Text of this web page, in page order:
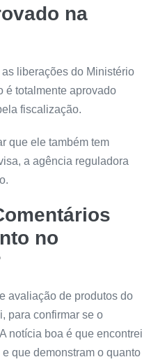
na
liberações do Ministério
é totalmente aprovado
fiscalização.
que ele também tem
a agência reguladora
no
avaliação de produtos do
para confirmar se o
notícia boa é que encontrei
que demonstram o quanto